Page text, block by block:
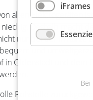
alten Elektrogeräten
Deshalb macht
nur bei der in Kürze
und
in Oldenstadt und dem
Rohstoffe
iFrames
Bei